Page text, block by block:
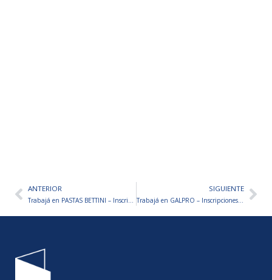
AntANTERIOR
Trabajá en PASTAS BETTINI – Inscripciones abiertas
SIGUIENTE
Trabajá en GALPRO – Inscripciones abiertas